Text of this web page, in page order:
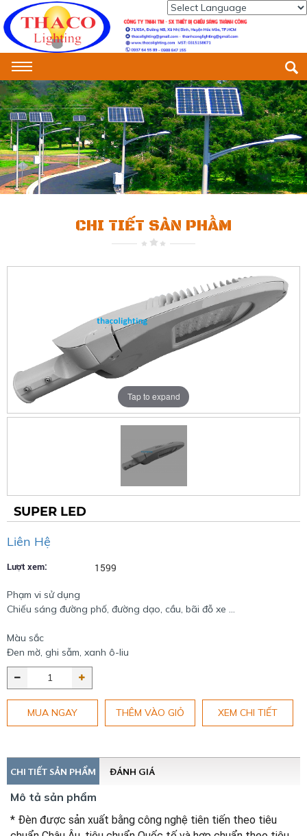
Powered by
CHI TIẾT SẢN PHẨM
Tap to expand
SUPER LED
Liên Hệ
Lượt xem: 1599
Phạm vi sử dụng
Chiếu sáng đường phố, đường dạo, cầu, bãi đỗ xe …
Màu sắc
Đen mờ, ghi sẫm, xanh ô-liu
MUA NGAY THÊM VÀO GIỎ XEM CHI TIẾT
CHI TIẾT SẢN PHẨM ĐÁNH GIÁ
Mô tả sản phẩm
* Đèn được sản xuất bằng công nghệ tiên tiến theo tiêu